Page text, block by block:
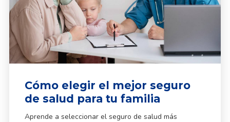
Cómo elegir el mejor seguro
de salud para tu familia
Aprende a seleccionar el seguro de salud más